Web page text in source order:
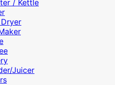
/ Kettle
Juicer